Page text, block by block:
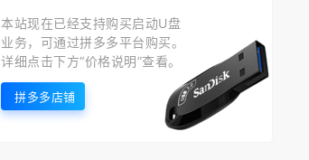
本站现在已经支持购买启动U盘
业务，可通过拼多多平台购买。
详细点击下方“价格说明”查看。
拼多多店铺